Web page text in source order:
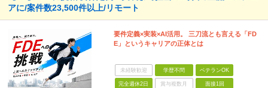
アに/案件数23,500件以上/リモート
要件定義×実装×AI活用。 三刀流とも言える「FD
E」というキャリアの正体とは
未経験歓迎 学歴不問 ベテランOK
完全週休2日 賞与複数月 面接1回